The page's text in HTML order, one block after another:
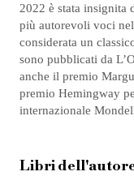
2022 è stata insignita
più autorevoli voci
considerata un
sono pubblicati da
anche il premio
premio Hemingway
internazionale
Libri